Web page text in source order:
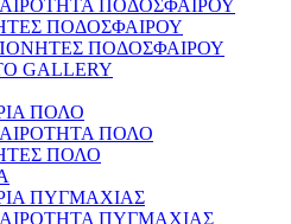
ΠΟΔΟΣΦΑΙΡΟΥ
ΠΟΔΟΣΦΑΙΡΟΥ
ΠΟΔΟΣΦΑΙΡΟΥ
GALLERY
ΠΟΛΟ
ΠΟΛΟ
ΠΟΛΟ
ΠΥΓΜΑΧΙΑΣ
ΠΥΓΜΑΧΙΑΣ